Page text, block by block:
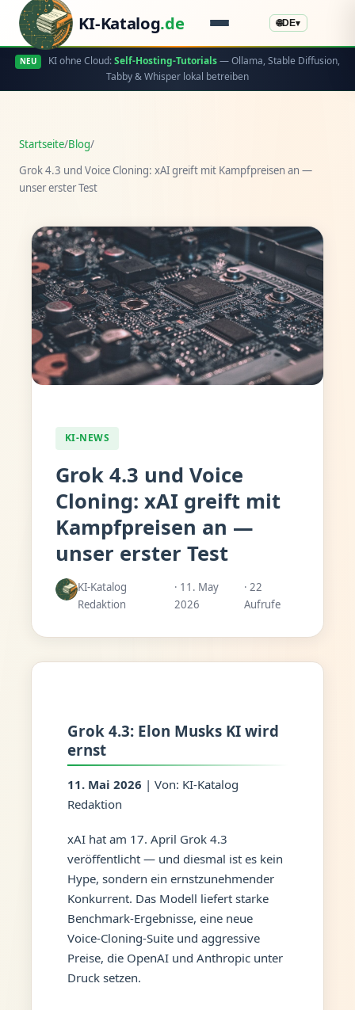
KI-Katalog.de 🌐DE▾
NEU KI ohne Cloud:Self-Hosting-Tutorials— Ollama, Stable Diffusion,
Tabby & Whisper lokal betreiben
Startseite/Blog/
Grok 4.3 und Voice Cloning: xAI greift mit Kampfpreisen an —
unser erster Test
KI-NEWS
Grok 4.3 und Voice
Cloning: xAI greift mit
Kampfpreisen an —
unser erster Test
KI-Katalog
Redaktion
· 11. May
2026
· 22
Aufrufe
Grok 4.3: Elon Musks KI wird
ernst
11. Mai 2026 | Von: KI-Katalog
Redaktion
xAI hat am 17. April Grok 4.3
veröffentlicht — und diesmal ist es kein
Hype, sondern ein ernstzunehmender
Konkurrent. Das Modell liefert starke
Benchmark-Ergebnisse, eine neue
Voice-Cloning-Suite und aggressive
Preise, die OpenAI und Anthropic unter
Druck setzen.